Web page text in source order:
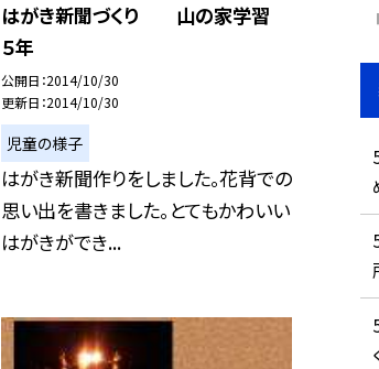
はがき新聞づくり 山の家学習
５年
公開日 2014/10/30
更新日 2014/10/30
児童の様子
はがき新聞作りをしました。花背での
思い出を書きました。とてもかわいい
はがきができ...